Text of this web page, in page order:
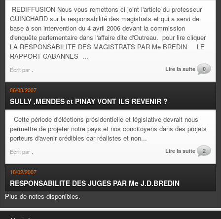
REDIFFUSION Nous vous remettons ci joint l'article du professeur
GUINCHARD sur la responsabilité des magistrats et qui a servi de
base à son intervention du 4 avril 2006 devant la commission
d'enquête parlementaire dans l'affaire dite d'Outreau. pour lire cliquer
LA RESPONSABILITE DES MAGISTRATS PAR Me BREDIN LE
RAPPORT CABANNES ...
Écrit par Lire la suite 0
06/03/2007
SULLY ,MENDES et PINAY VONT ILS REVENIR ?
Cette période d'éléctions présidentielle et législative devrait nous
permettre de projeter notre pays et nos concitoyens dans des projets
porteurs d'avenir crédibles car réalistes et non...
Écrit par Lire la suite 2
18/02/2007
RESPONSABILITE DES JUGES PAR Me J.D.BREDIN
Plus de notes disponibles.